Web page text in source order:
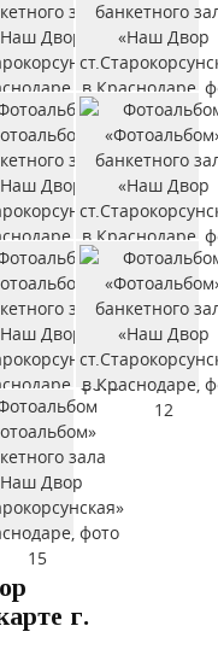
г.